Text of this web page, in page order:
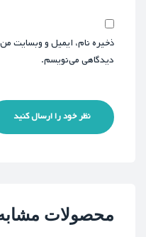
ذخیره نام، ایمیل و وبسایت
دیدگاهی می‌نویسم.
نظر خود را ارسال کنید
محصولات